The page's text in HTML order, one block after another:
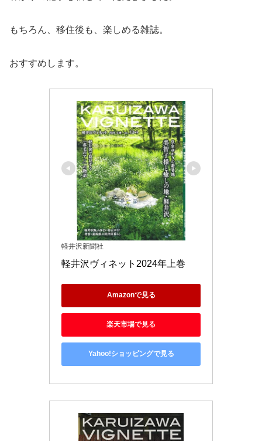
もちろん、移住後も、楽しめる雑誌。
おすすめします。
軽井沢新聞社
軽井沢ヴィネット2024年上巻
Amazonで見る
楽天市場で見る
Yahoo!ショッピングで見る